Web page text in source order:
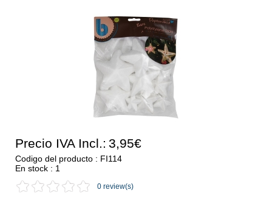
Precio IVA Incl.: 3,95€
Codigo del producto : FI114
En stock : 1
0 review(s)